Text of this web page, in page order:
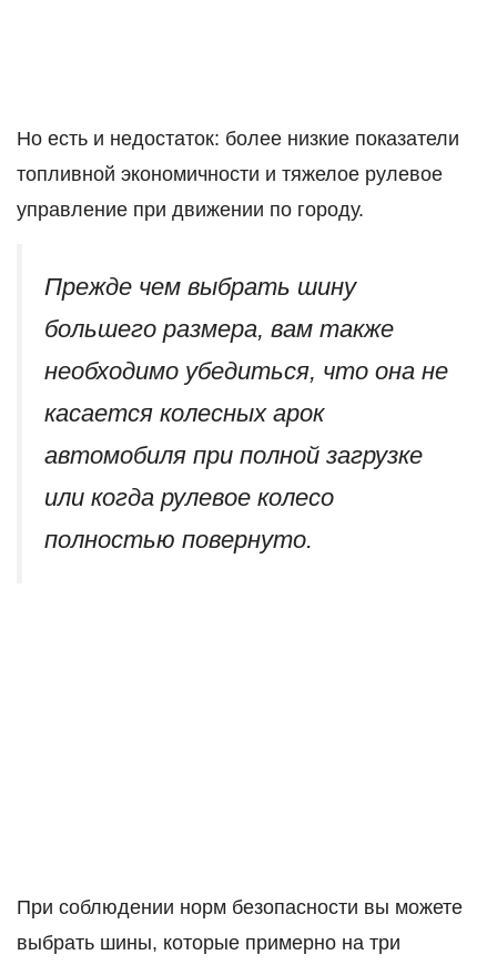
Но есть и недостаток: более низкие показатели
топливной экономичности и тяжелое рулевое
управление при движении по городу.
Прежде чем выбрать шину
большего размера, вам также
необходимо убедиться, что она не
касается колесных арок
автомобиля при полной загрузке
или когда рулевое колесо
полностью повернуто.
При соблюдении норм безопасности вы можете
выбрать шины, которые примерно на три